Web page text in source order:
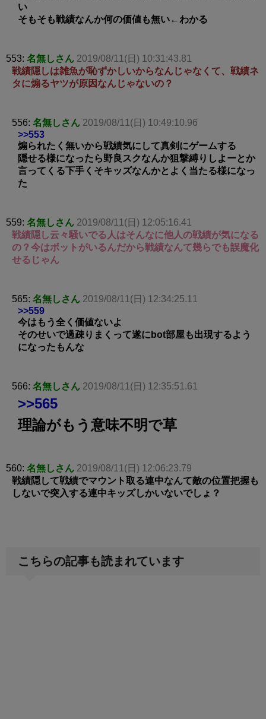
い
そもそも戦績なんか何の価値も無い←わかる
553: 名無しさん 2019/08/11(日) 10:31:43.81
戦績隠しは雑魚が恥ずかしいからなんじゃなくて、戦績ネ
タに煽るヤツが原因なんじゃないの？
556: 名無しさん 2019/08/11(日) 10:49:10.96
>>553
煽られたく無いから戦績気にして真剣にゲームする
隠せる様になったら野良スクなんか狙撃縛りしよーとか
言ってくる下手くそキッズなんかとよく当たる様になっ
た
559: 名無しさん 2019/08/11(日) 12:05:16.41
戦績隠し云々騒いでる人はそんなに他人の戦績が気になる
の？今はボットがいるんだから戦績なんて幾らでも誤魔化
せるじゃん
565: 名無しさん 2019/08/11(日) 12:34:25.11
>>559
今はもう全く価値ないよ
そのせいで過疎りまくって遂にbot部屋も出現するよう
になったもんな
566: 名無しさん 2019/08/11(日) 12:35:51.61
>>565
理論がもう意味不明で草
560: 名無しさん 2019/08/11(日) 12:06:23.79
戦績隠して戦績でマウント取る連中なんて敵の位置把握も
しないで突入する連中キッズしかいないでしょ？
こちらの記事も読まれています